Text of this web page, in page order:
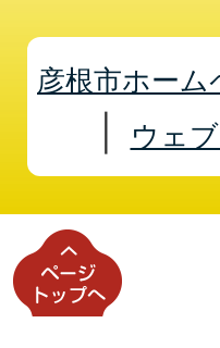
彦根市ホー
ウェ